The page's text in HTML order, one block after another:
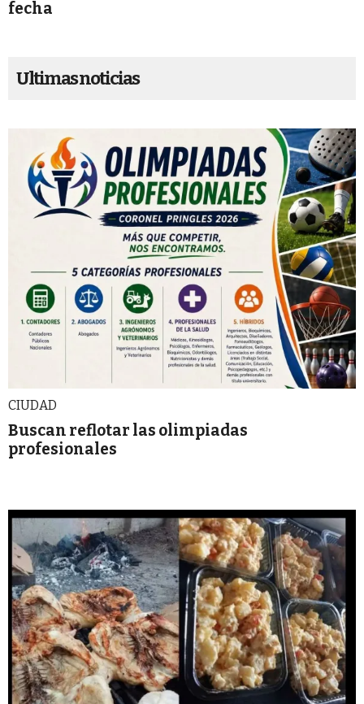
fecha
Ultimas noticias
CIUDAD
Buscan reflotar las olimpiadas
profesionales